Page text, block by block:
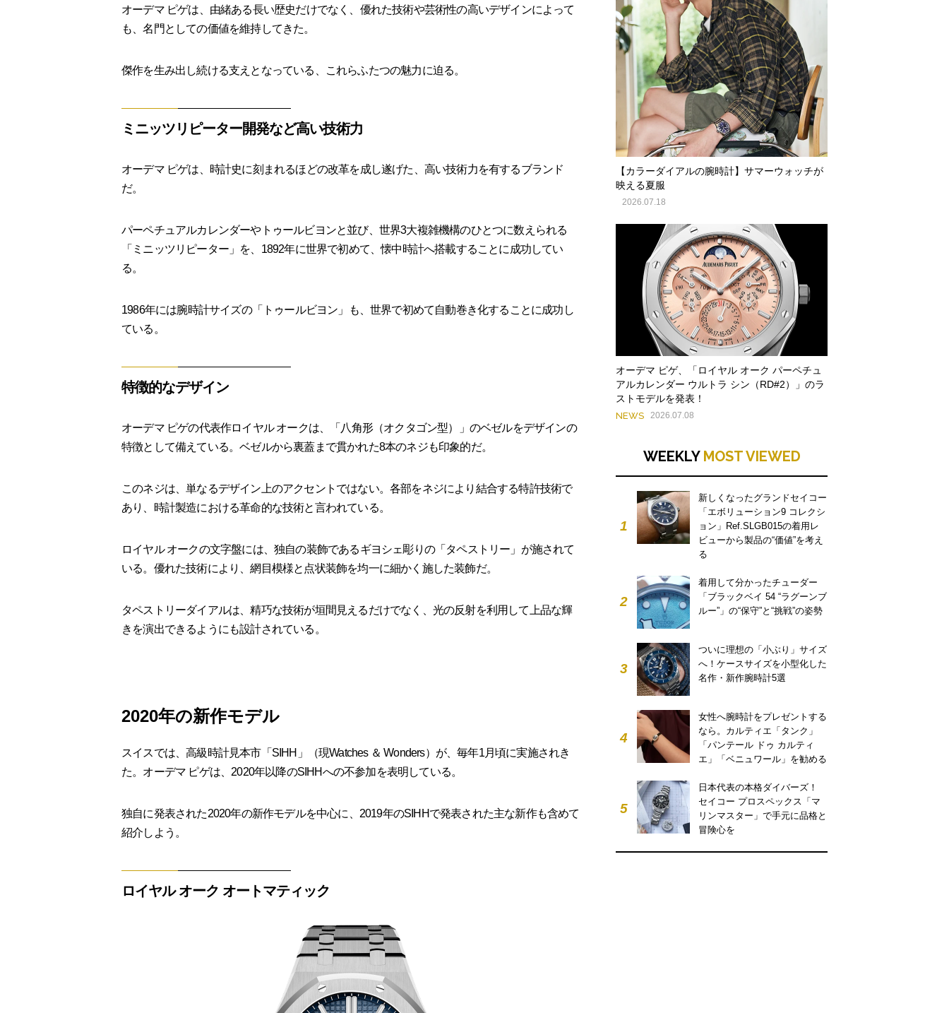
オーデマ ピゲは、由緒ある長い歴史だけでなく、優れた技術や芸術性の高いデザインによって
も、名門としての価値を維持してきた。
傑作を生み出し続ける支えとなっている、これらふたつの魅力に迫る。
ミニッツリピーター開発など高い技術力
オーデマ ピゲは、時計史に刻まれるほどの改革を成し遂げた、高い技術力を有するブランド
だ。
パーペチュアルカレンダーやトゥールビヨンと並び、世界3大複雑機構のひとつに数えられる
「ミニッツリピーター」を、1892年に世界で初めて、懐中時計へ搭載することに成功してい
る。
1986年には腕時計サイズの「トゥールビヨン」も、世界で初めて自動巻き化することに成功し
ている。
特徴的なデザイン
オーデマ ピゲの代表作ロイヤル オークは、「八角形（オクタゴン型）」のベゼルをデザインの
特徴として備えている。ベゼルから裏蓋まで貫かれた8本のネジも印象的だ。
このネジは、単なるデザイン上のアクセントではない。各部をネジにより結合する特許技術で
あり、時計製造における革命的な技術と言われている。
ロイヤル オークの文字盤には、独自の装飾であるギヨシェ彫りの「タペストリー」が施されて
いる。優れた技術により、網目模様と点状装飾を均一に細かく施した装飾だ。
タペストリーダイアルは、精巧な技術が垣間見えるだけでなく、光の反射を利用して上品な輝
きを演出できるようにも設計されている。
2020年の新作モデル
スイスでは、高級時計見本市「SIHH」（現Watches ＆ Wonders）が、毎年1月頃に実施されき
た。オーデマ ピゲは、2020年以降のSIHHへの不参加を表明している。
独自に発表された2020年の新作モデルを中心に、2019年のSIHHで発表された主な新作も含めて
紹介しよう。
ロイヤル オーク オートマティック
【カラーダイアルの腕時計】サマーウォッチが
映える夏服
2026.07.18
オーデマ ピゲ、「ロイヤル オーク パーペチュ
アルカレンダー ウルトラ シン（RD#2）」のラ
ストモデルを発表！
NEWS 2026.07.08
WEEKLY MOST VIEWED
1
新しくなったグランドセイコー
「エボリューション9 コレクシ
ョン」Ref.SLGB015の着用レ
ビューから製品の“価値”を考え
る
2
着用して分かったチューダー
「ブラックベイ 54 “ラグーンブ
ルー”」の“保守”と“挑戦”の姿勢
3
ついに理想の「小ぶり」サイズ
へ！ケースサイズを小型化した
名作・新作腕時計5選
4
女性へ腕時計をプレゼントする
なら。カルティエ「タンク」
「パンテール ドゥ カルティ
エ」「ベニュワール」を勧める
5
日本代表の本格ダイバーズ！
セイコー プロスペックス「マ
リンマスター」で手元に品格と
冒険心を